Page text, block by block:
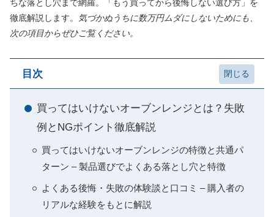
ちな落とし穴まで網羅。「もう買ってから後悔しない選び方」を
徹底解説します。
気づかぬうちに数万円ムダにしないためにも、
次の項目からぜひご覧ください。
目次
買ってはいけないオーブンレンジとは？失敗
例とNGポイント徹底解説
買ってはいけないオーブンレンジの特徴と共通パ
ターン – 製品選びでよくある落とし穴と特徴
よくある後悔・失敗の体験談と口コミ – 購入者の
リアルな経験をもとに解説